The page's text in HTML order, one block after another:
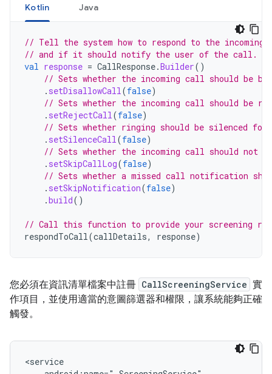
Kotlin Java
// Tell the system how to respond to the incoming
// and if it should notify the user of the call.
val response = CallResponse.Builder()
// Sets whether the incoming call should be
. setDisallowCall(false)
// Sets whether the incoming call should be
. setRejectCall(false)
// Sets whether ringing should be silenced
. setSilenceCall(false)
// Sets whether the incoming call should not
. setSkipCallLog(false)
// Sets whether a missed call notification
. setSkipNotification(false)
.build()
// Call this function to provide your screening
respondToCall(callDetails, response)
您必須在資訊清單檔案中註冊 CallScreeningService 實
作項目，並使用適當的意圖篩選器和權限，讓系統能夠正確
觸發。